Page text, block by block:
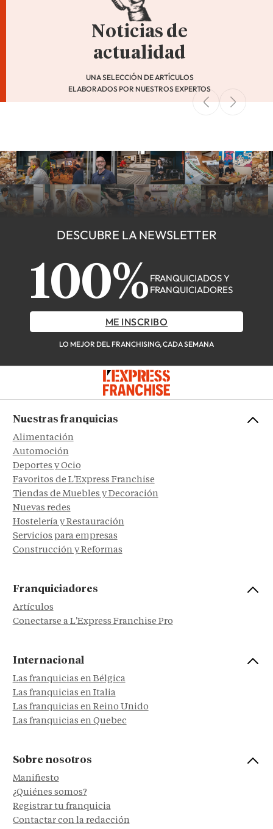
Noticias de
actualidad
UNA SELECCIÓN DE ARTÍCULOS
ELABORADOS POR NUESTROS EXPERTOS
DESCUBRE LA NEWSLETTER
100% FRANQUICIADOS Y
FRANQUICIADORES
ME INSCRIBO
LO MEJOR DEL FRANCHISING, CADA SEMANA
Nuestras franquicias
Alimentación
Automoción
Deportes y Ocio
Favoritos de L'Express Franchise
Tiendas de Muebles y Decoración
Nuevas redes
Hostelería y Restauración
Servicios para empresas
Construcción y Reformas
Franquiciadores
Artículos
Conectarse a L'Express Franchise Pro
Internacional
Las franquicias en Bélgica
Las franquicias en Italia
Las franquicias en Reino Unido
Las franquicias en Quebec
Sobre nosotros
Manifiesto
¿Quiénes somos?
Registrar tu franquicia
Contactar con la redacción